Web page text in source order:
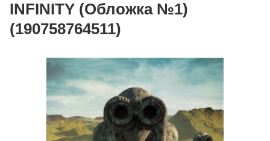
INFINITY (Обложка №1)
(190758764511)